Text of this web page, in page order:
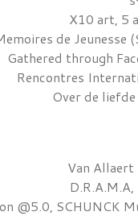
X10 art, 5
de Jeunesse
Gathered through
Rencontres
Over de
Van
@5.0, SCHUNCK